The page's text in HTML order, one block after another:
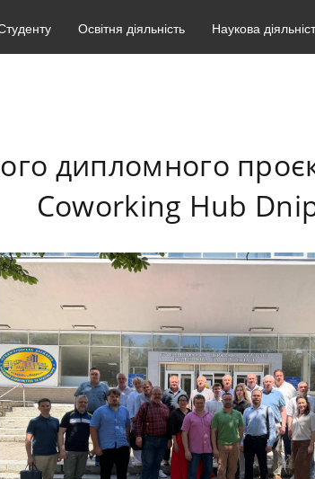
Освітня діяльність Наукова
дипломного
Coworking Hub